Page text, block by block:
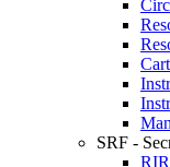
SRF -